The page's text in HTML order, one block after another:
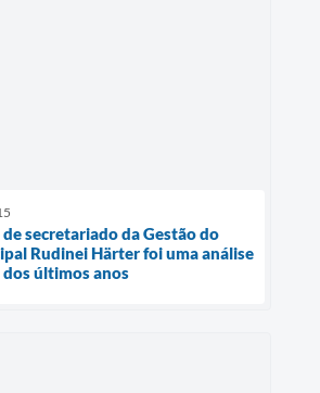
secretariado da Gestão do
Rudinei Härter foi uma análise
últimos anos